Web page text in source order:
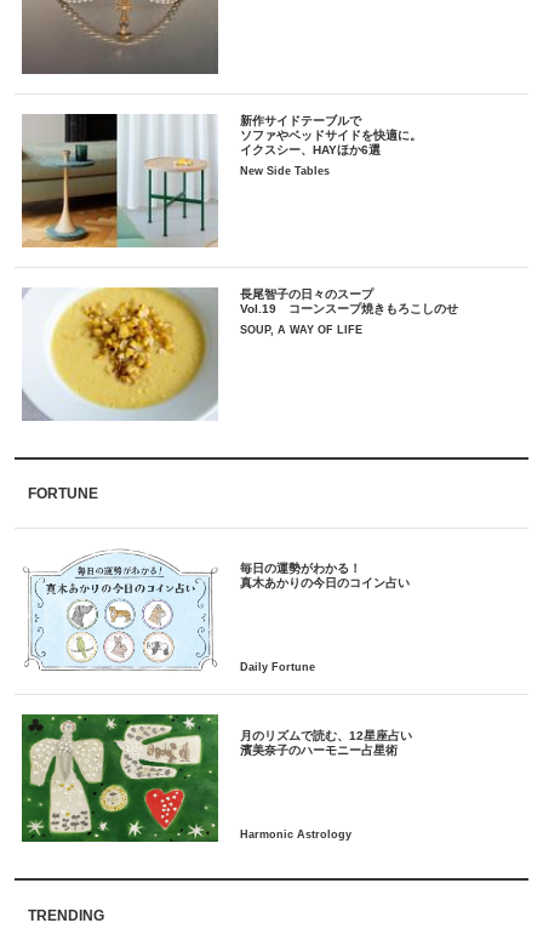
新作サイドテーブルで
ソファやベッドサイドを快適に。
イクスシー、HAYほか6選
New Side Tables
長尾智子の日々のスープ
Vol.19 コーンスープ焼きもろこしのせ
SOUP, A WAY OF LIFE
FORTUNE
毎日の運勢がわかる！
月のリズムで読む、12星座占い
TRENDING